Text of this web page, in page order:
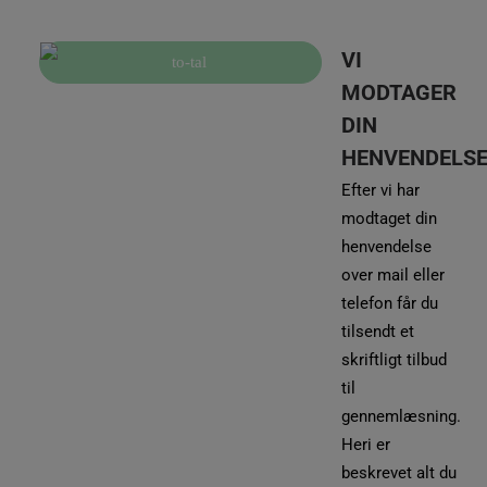
VI
MODTAGER
DIN
HENVENDELSE
Efter vi har
modtaget din
henvendelse
over mail eller
telefon får du
tilsendt et
skriftligt tilbud
til
gennemlæsning.
Heri er
beskrevet alt du